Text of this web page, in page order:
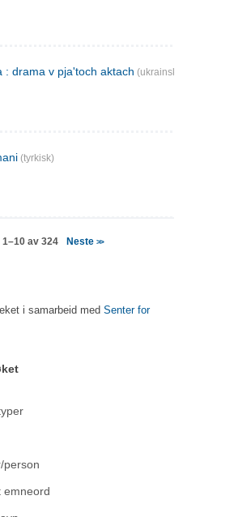
: drama v pja'toch aktach (ukrainsk)
(tyrkisk)
1–10 av 324 Neste >>
i samarbeid med Senter for
person
emneord